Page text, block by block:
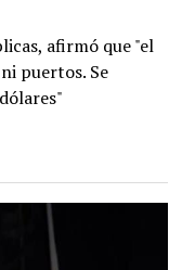
afirmó que "el
puertos. Se